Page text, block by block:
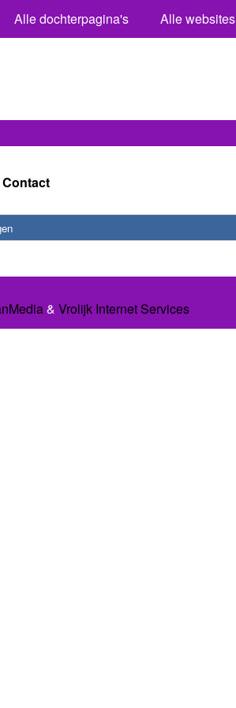
Alle dochterpagina's Alle websites
Contact
& Vrolijk Internet Services